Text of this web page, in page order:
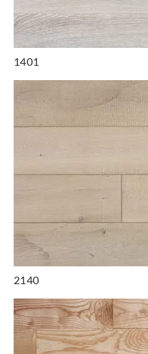
1401
2140